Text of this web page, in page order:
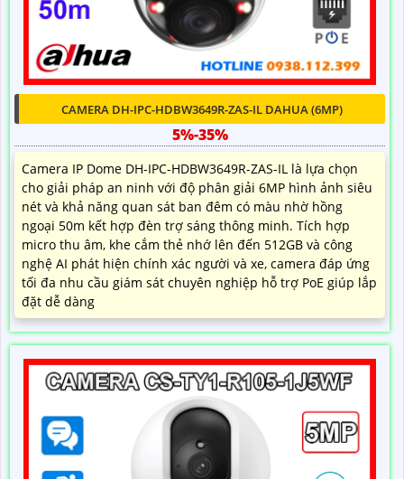
CAMERA DH-IPC-HDBW3649R-ZAS-IL DAHUA (6MP)
5%-35%
Camera IP Dome DH-IPC-HDBW3649R-ZAS-IL là lựa chọn
cho giải pháp an ninh với độ phân giải 6MP hình ảnh siêu
nét và khả năng quan sát ban đêm có màu nhờ hồng
ngoại 50m kết hợp đèn trợ sáng thông minh. Tích hợp
micro thu âm, khe cắm thẻ nhớ lên đến 512GB và công
nghệ AI phát hiện chính xác người và xe, camera đáp ứng
tối đa nhu cầu giám sát chuyên nghiệp hỗ trợ PoE giúp lắp
đặt dễ dàng